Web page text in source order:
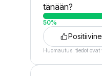
tänään?
50%
Huomautus: tiedot ovat